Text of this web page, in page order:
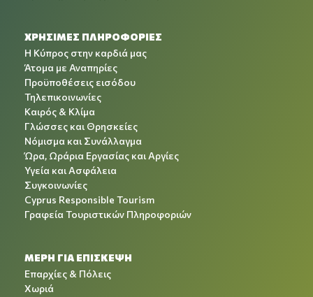
ΧΡΉΣΙΜΕΣ ΠΛΗΡΟΦΟΡΊΕΣ
Η Κύπρος στην καρδιά μας
Άτομα με Αναπηρίες
Προϋποθέσεις εισόδου
Τηλεπικοινωνίες
Καιρός & Κλίμα
Γλώσσες και Θρησκείες
Νόμισμα και Συνάλλαγμα
Ώρα, Ωράρια Εργασίας και Αργίες
Υγεία και Ασφάλεια
Συγκοινωνίες
Cyprus Responsible Tourism
Γραφεία Τουριστικών Πληροφοριών
ΜΕΡΗ ΓΙΑ ΕΠΙΣΚΕΨΗ
Επαρχίες & Πόλεις
Χωριά